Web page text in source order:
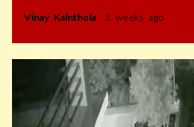
Vinay Kainthola 3 weeks ago